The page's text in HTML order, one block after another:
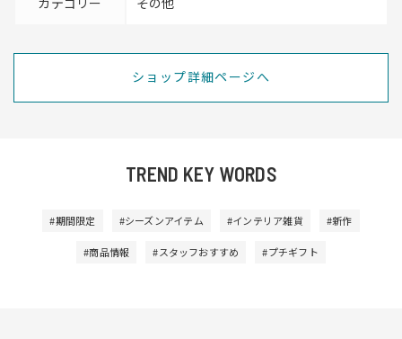
ショップ詳細ページへ
TREND KEY WORDS
#期間限定 #シーズンアイテム #インテリア雑貨 #新作
#商品情報 #スタッフおすすめ #プチギフト